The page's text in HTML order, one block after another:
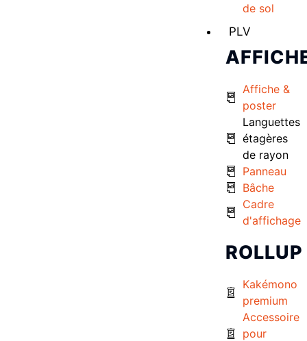
de sol
PLV
Affiche &
poster
Languettes
étagères
de rayon
Panneau
Bâche
Cadre
d'affichage
ROLLUP
Kakémono
premium
Accessoire
pour